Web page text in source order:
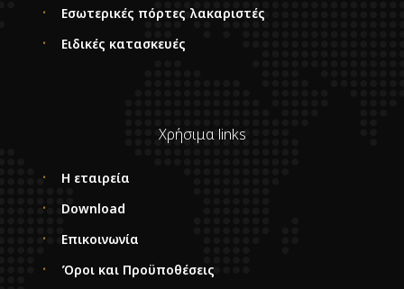
Εσωτερικές πόρτες λακαριστές
Ειδικές κατασκευές
Χρήσιμα links
Η εταιρεία
Download
Επικοινωνία
Όροι και Προϋποθέσεις